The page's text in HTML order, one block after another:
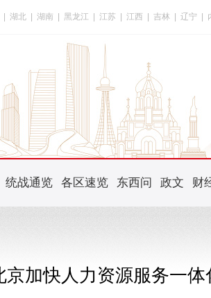
湖北 湖南 黑龙江 江苏 江西 吉林 辽宁
统战通览 各区速览 东西问 政文 财
加快人力资源服务一体